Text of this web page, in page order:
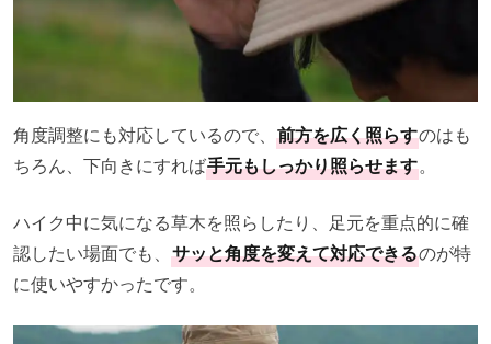
角度調整にも対応しているので、 前方を広く照らすのはも
ちろん、下向きにすれば手元もしっかり照らせます。
ハイク中に気になる草木を照らしたり、足元を重点的に確
認したい場面でも、 サッと角度を変えて対応できるのが特
に使いやすかったです。